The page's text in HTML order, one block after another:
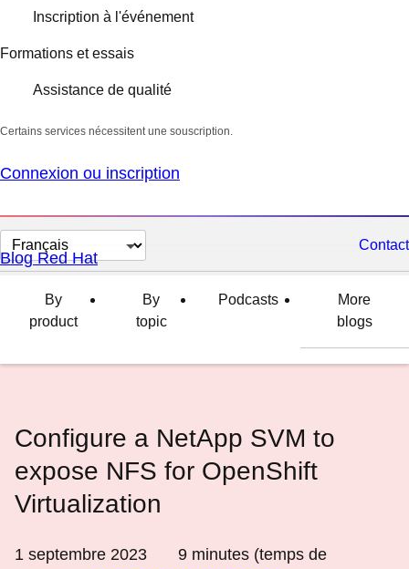
Inscription à l'événement
Formations et essais
Assistance de qualité
Certains services nécessitent une souscription.
Connexion ou inscription
Changer
la
langue
Contact
Blog Red Hat
By
product
By
topic
Podcasts
More
blogs
Configure a NetApp SVM to
expose NFS for OpenShift
Virtualization
1 septembre 2023 9 minutes (temps de